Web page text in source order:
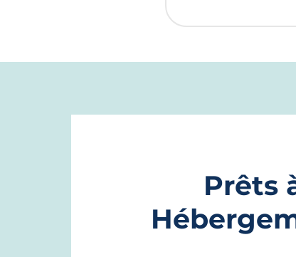
Prêts